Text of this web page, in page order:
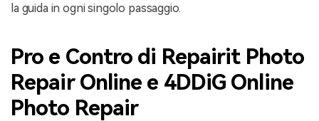
la guida in ogni singolo passaggio.
Pro e Contro di Repairit Photo
Repair Online e 4DDiG Online
Photo Repair